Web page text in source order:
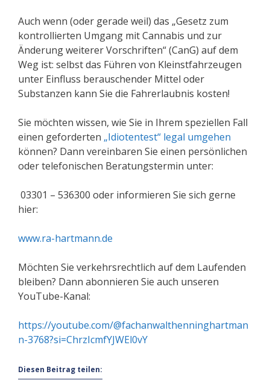
Auch wenn (oder gerade weil) das „Gesetz zum
kontrollierten Umgang mit Cannabis und zur
Änderung weiterer Vorschriften“ (CanG) auf dem
Weg ist: selbst das Führen von Kleinstfahrzeugen
unter Einfluss berauschender Mittel oder
Substanzen kann Sie die Fahrerlaubnis kosten!
Sie möchten wissen, wie Sie in Ihrem speziellen Fall
einen geforderten „Idiotentest“ legal umgehen
können? Dann vereinbaren Sie einen persönlichen
oder telefonischen Beratungstermin unter:
03301 – 536300 oder informieren Sie sich gerne
hier:
www.ra-hartmann.de
Möchten Sie verkehrsrechtlich auf dem Laufenden
bleiben? Dann abonnieren Sie auch unseren
YouTube-Kanal:
https://youtube.com/@fachanwalthenninghartman
n-3768?si=ChrzIcmfYJWEl0vY
Diesen Beitrag teilen: